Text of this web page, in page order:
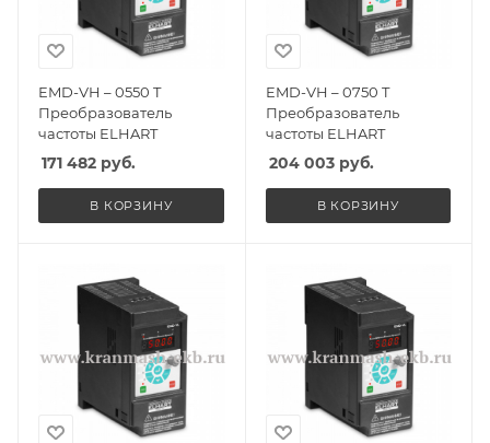
EMD-VH – 0550 T
Преобразователь
частоты ELHART
171 482 руб.
В КОРЗИНУ
EMD-VH – 0750 T
Преобразователь
частоты ELHART
204 003руб.
В КОРЗИНУ